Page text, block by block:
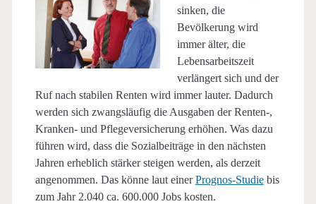
sinken, die
Bevölkerung wird
immer älter, die
Lebensarbeitszeit
verlängert sich und der
Ruf nach stabilen Renten wird immer lauter. Dadurch
werden sich zwangsläufig die Ausgaben der Renten-,
Kranken- und Pflegeversicherung erhöhen. Was dazu
führen wird, dass die Sozialbeiträge in den nächsten
Jahren erheblich stärker steigen werden, als derzeit
angenommen. Das könne laut einerPrognos-Studiebis
zum Jahr 2.040 ca. 600.000 Jobs kosten.